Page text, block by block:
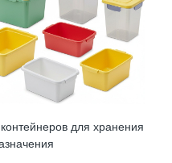
для хранения